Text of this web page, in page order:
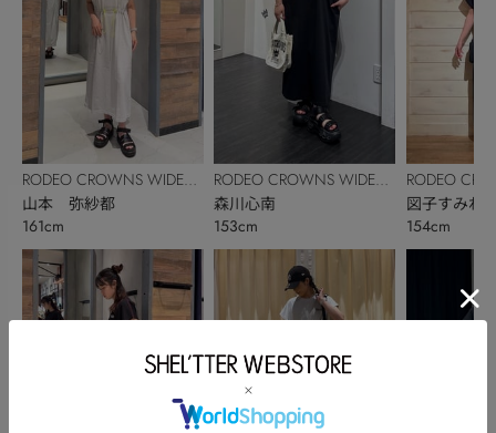
RODEO CROWNS WIDE
BOWL
山本 弥紗都
161cm
RODEO CROWNS WIDE
BOWL
森川心南
153cm
RODEO
BOWL
図子すみれ
154cm